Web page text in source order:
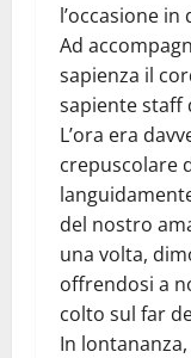
l’occasione
Ad
sapienza il
sapiente staff
L’ora era
crepuscolare
del nostro
una volta,
offrendosi a
colto sul far
In